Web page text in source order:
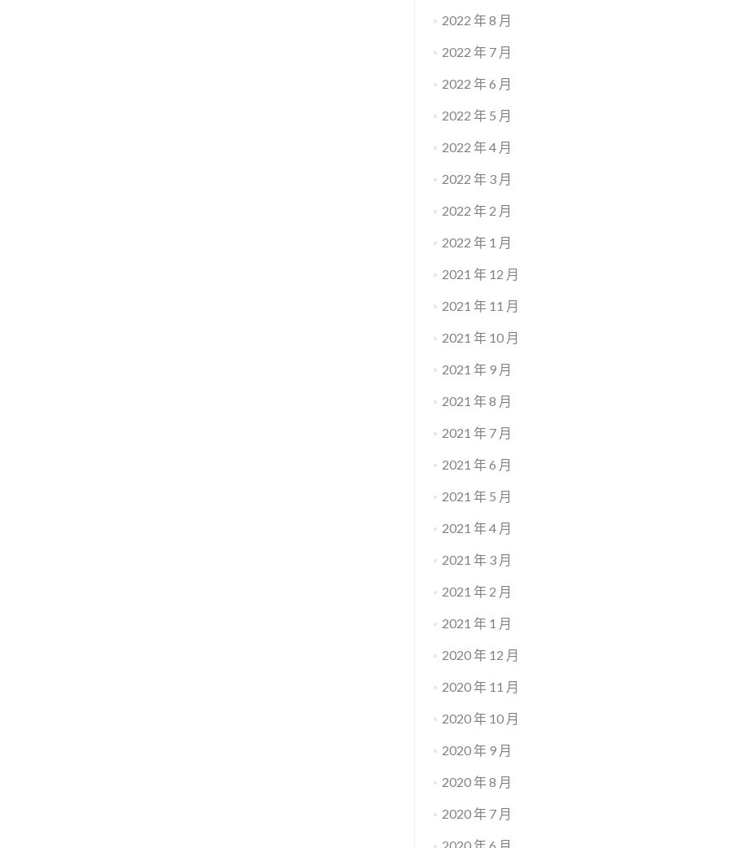
2022 年 8 月
2022 年 7 月
2022 年 6 月
2022 年 5 月
2022 年 4 月
2022 年 3 月
2022 年 2 月
2022 年 1 月
2021 年 12 月
2021 年 11 月
2021 年 10 月
2021 年 9 月
2021 年 8 月
2021 年 7 月
2021 年 6 月
2021 年 5 月
2021 年 4 月
2021 年 3 月
2021 年 2 月
2021 年 1 月
2020 年 12 月
2020 年 11 月
2020 年 10 月
2020 年 9 月
2020 年 8 月
2020 年 7 月